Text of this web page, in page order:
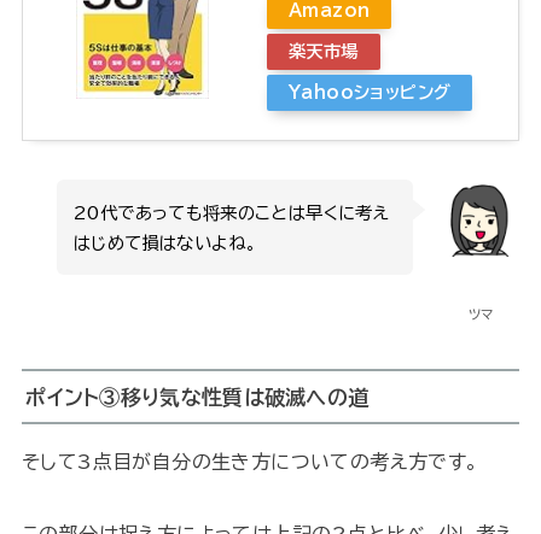
Amazon
楽天市場
Yahooショッピング
ツマ
20代であっても将来のことは早くに考え
はじめて損はないよね。
ポイント③移り気な性質は破滅への道
そして3点目が自分の生き方についての考え方です。